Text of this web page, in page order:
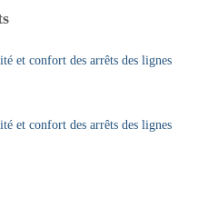
et confort des arrêts des lignes
et confort des arrêts des lignes